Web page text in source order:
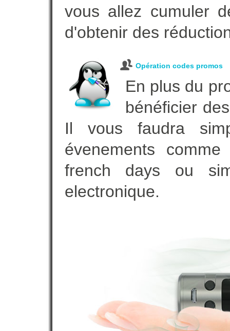
vous allez cumuler
d'obtenir des
Opération codes promos
En plus du
bénéficier
Il vous faudra
évenements
french days ou
electronique.